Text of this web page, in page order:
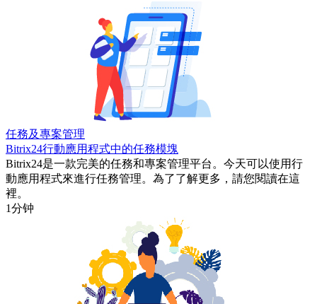
任務及專案管理
Bitrix24行動應用程式中的任務模塊
Bitrix24是一款完美的任務和專案管理平台。今天可以使用行
動應用程式來進行任務管理。為了了解更多，請您閱讀在這
裡。
1分钟